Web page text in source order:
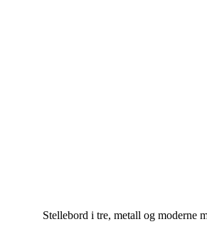
Stellebord i tre, metall og moderne